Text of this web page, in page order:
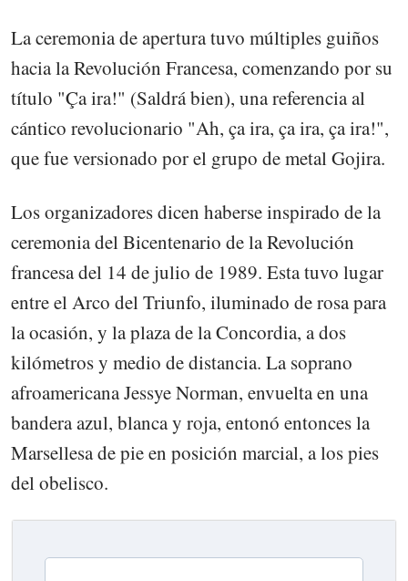
La ceremonia de apertura tuvo múltiples guiños
hacia la Revolución Francesa, comenzando por su
título "Ça ira!" (Saldrá bien), una referencia al
cántico revolucionario "Ah, ça ira, ça ira, ça ira!",
que fue versionado por el grupo de metal Gojira.
Los organizadores dicen haberse inspirado de la
ceremonia del Bicentenario de la Revolución
francesa del 14 de julio de 1989. Esta tuvo lugar
entre el Arco del Triunfo, iluminado de rosa para
la ocasión, y la plaza de la Concordia, a dos
kilómetros y medio de distancia. La soprano
afroamericana Jessye Norman, envuelta en una
bandera azul, blanca y roja, entonó entonces la
Marsellesa de pie en posición marcial, a los pies
del obelisco.